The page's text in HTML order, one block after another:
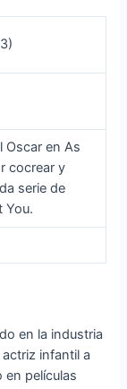
Oscar en As
cocrear y
serie de
You.
en la industria
infantil a
en películas